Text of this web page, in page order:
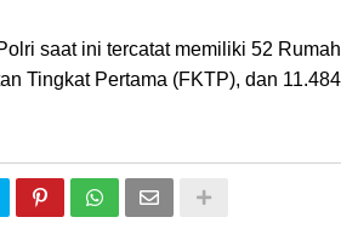
saat ini tercatat memiliki 52
Tingkat Pertama (FKTP), dan